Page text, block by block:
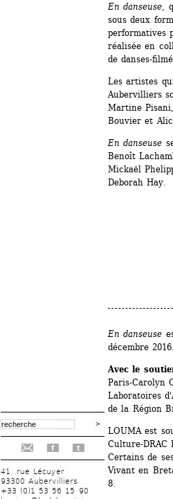
f t
41, rue Lécuyer
93300 Aubervilliers
+33 (0)1 53 56 15 90
En danseuse ,
sous deux
performatives
réalisée en
de danses-
Les artistes
Aubervilliers
Martine
Bouvier et
En danseuse
Benoît
Mickaël
Deborah Hay.
En danseuse
décembre 2016.
Avec le
Paris-Carolyn
Laboratoires
de la Région
LOUMA est
Culture-DRAC
Certains de
Vivant en
8.